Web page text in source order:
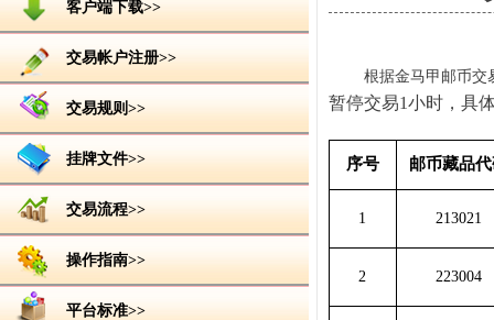
客户端下载>>
交易帐户注册>>
交易规则>>
挂牌文件>>
交易流程>>
操作指南>>
平台标准>>
根据金马甲邮币交
暂停交易1小时，具
序号 邮币藏品
1 213021
2 223004